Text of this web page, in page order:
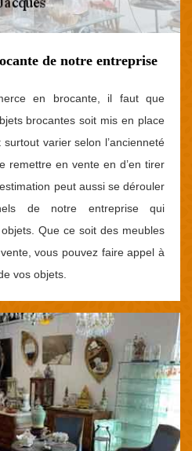
de notre entreprise
en brocante, il faut que
brocantes soit mis en place
varier selon l’ancienneté
remettre en vente en d’en tirer
peut aussi se dérouler
de notre entreprise qui
Que ce soit des meubles
vous pouvez faire appel à
vos objets.